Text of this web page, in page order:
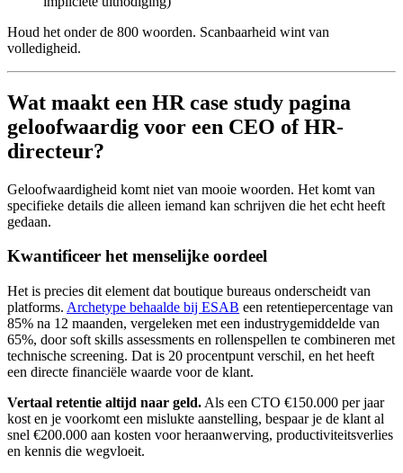
Houd het onder de 800 woorden. Scanbaarheid wint van
volledigheid.
Wat maakt een HR case study pagina
geloofwaardig voor een CEO of HR-
directeur?
Geloofwaardigheid komt niet van mooie woorden. Het komt van
specifieke details die alleen iemand kan schrijven die het echt heeft
gedaan.
Kwantificeer het menselijke oordeel
Het is precies dit element dat boutique bureaus onderscheidt van
platforms. Archetype behaalde bij ESAB een retentiepercentage van
85% na 12 maanden, vergeleken met een industrygemiddelde van
65%, door soft skills assessments en rollenspellen te combineren met
technische screening. Dat is 20 procentpunt verschil, en het heeft
een directe financiële waarde voor de klant.
Vertaal retentie altijd naar geld. Als een CTO €150.000 per jaar
kost en je voorkomt een mislukte aanstelling, bespaar je de klant al
snel €200.000 aan kosten voor heraanwerving, productiviteitsverlies
en kennis die wegvloeit.